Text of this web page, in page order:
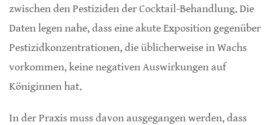
zwischen den Pestiziden der Cocktail-Behandlung. Die
Daten legen nahe, dass eine akute Exposition gegenüber
Pestizidkonzentrationen, die üblicherweise in Wachs
vorkommen, keine negativen Auswirkungen auf
Königinnen hat.
In der Praxis muss davon ausgegangen werden, dass